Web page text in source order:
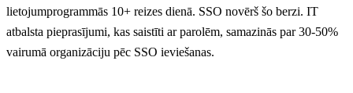
lietojumprogrammās 10+ reizes dienā. SSO novērš šo berzi. IT
atbalsta pieprasījumi, kas saistīti ar parolēm, samazinās par 30-50%
vairumā organizāciju pēc SSO ieviešanas.